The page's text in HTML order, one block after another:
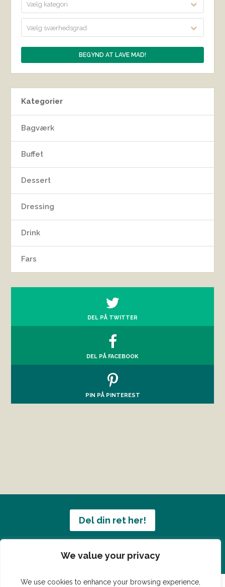
We value your privacy
We use cookies to enhance your browsing experience,
Vælg kategori
Vælg sværhedsgrad
Kategorier
Bagværk
Buffet
Dessert
Dressing
Drink
Fars
DEL PÅ TWITTER
DEL PÅ FACEBOOK
PIN PÅ PINTEREST
Del din ret her!
Har du en konge ret du vil dele?